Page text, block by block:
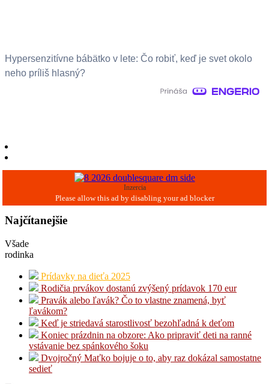
Hypersenzitívne bábätko v lete: Čo robiť, keď je svet okolo
neho príliš hlasný?
Inzercia
Najčítanejšie
Všade
rodinka
Prídavky na dieťa 2025
Rodičia prvákov dostanú zvýšený prídavok 170 eur
Pravák alebo ľavák? Čo to vlastne znamená, byť
ľavákom?
Keď je striedavá starostlivosť bezohľadná k deťom
Koniec prázdnin na obzore: Ako pripraviť deti na ranné
vstávanie bez spánkového šoku
Dvojročný Maťko bojuje o to, aby raz dokázal samostatne
sedieť